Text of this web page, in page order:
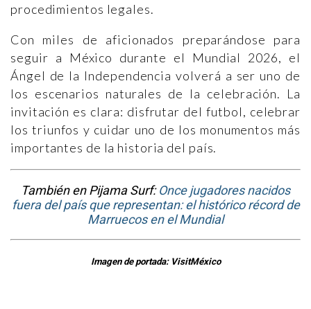
procedimientos legales.
Con miles de aficionados preparándose para
seguir a México durante el Mundial 2026, el
Ángel de la Independencia volverá a ser uno de
los escenarios naturales de la celebración. La
invitación es clara: disfrutar del futbol, celebrar
los triunfos y cuidar uno de los monumentos más
importantes de la historia del país.
También en Pijama Surf:Once jugadores nacidos
fuera del país que representan: el histórico récord de
Marruecos en el Mundial
Imagen de portada: VisitMéxico